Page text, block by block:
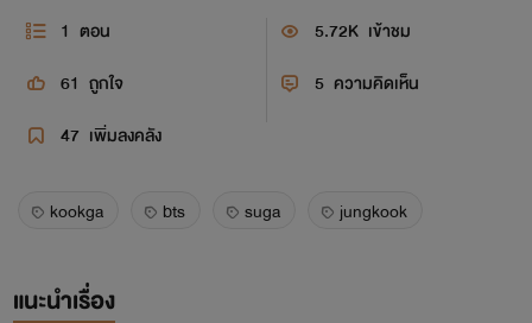
1 ตอน 5.72K เข้าชม
61 ถูกใจ 5 ความคิดเห็น
47 เพิ่มลงคลัง
kookga bts suga jungkook
แนะนำเรื่อง